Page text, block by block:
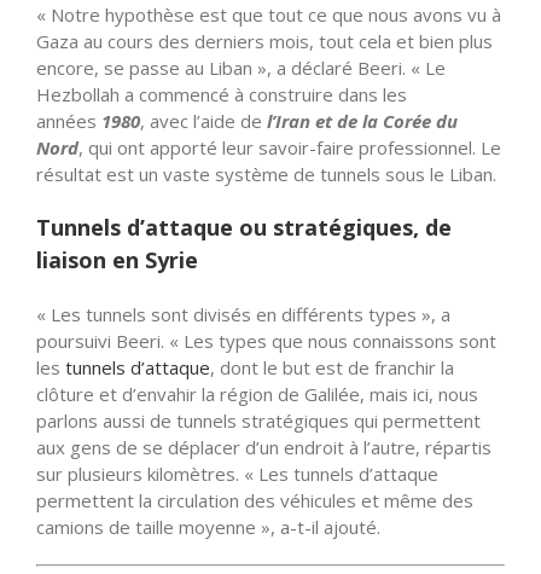
« Notre hypothèse est que tout ce que nous avons vu à
Gaza au cours des derniers mois, tout cela et bien plus
encore, se passe au Liban », a déclaré Beeri. « Le
Hezbollah a commencé à construire dans les
années 1980, avec l’aide de l’Iran et de la Corée du
Nord, qui ont apporté leur savoir-faire professionnel. Le
résultat est un vaste système de tunnels sous le Liban.
Tunnels d’attaque ou stratégiques, de
liaison en Syrie
« Les tunnels sont divisés en différents types », a
poursuivi Beeri. « Les types que nous connaissons sont
les tunnels d’attaque, dont le but est de franchir la
clôture et d’envahir la région de Galilée, mais ici, nous
parlons aussi de tunnels stratégiques qui permettent
aux gens de se déplacer d’un endroit à l’autre, répartis
sur plusieurs kilomètres. « Les tunnels d’attaque
permettent la circulation des véhicules et même des
camions de taille moyenne », a-t-il ajouté.